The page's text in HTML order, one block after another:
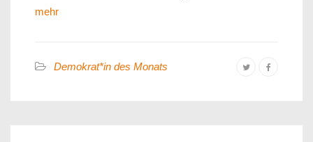
mehr
Demokrat*in des Monats